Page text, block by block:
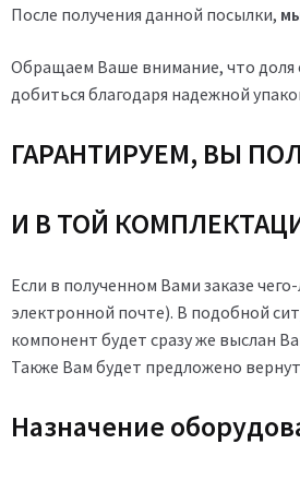
После получения данной посылки,
Обращаем Ваше внимание, что доля
добиться благодаря надежной
ГАРАНТИРУЕМ, ВЫ
И В ТОЙ
Если в полученном Вами заказе
электронной почте). В подобной
компонент будет сразу же выслан
Также Вам будет предложено
Назначение